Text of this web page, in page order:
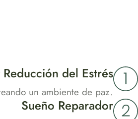
del Estrés
un ambiente de paz.
Sueño Reparador